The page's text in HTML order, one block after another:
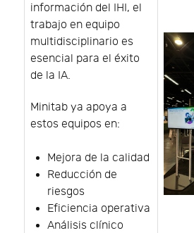
información del IHI, el
trabajo en equipo
multidisciplinario es
esencial para el éxito
de la IA.
Minitab ya apoya a
estos equipos en:
Mejora de la calidad
Reducción de
riesgos
Eficiencia operativa
Análisis clínico